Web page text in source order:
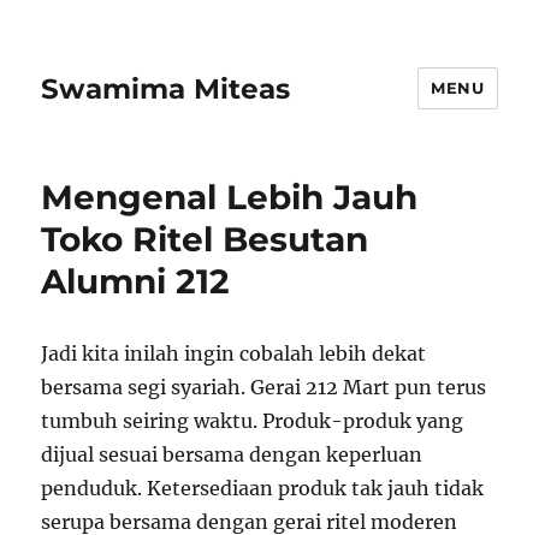
Swamima Miteas MENU
Mengenal Lebih Jauh
Toko Ritel Besutan
Alumni 212
Jadi kita inilah ingin cobalah lebih dekat
bersama segi syariah. Gerai 212 Mart pun terus
tumbuh seiring waktu. Produk-produk yang
dijual sesuai bersama dengan keperluan
penduduk. Ketersediaan produk tak jauh tidak
serupa bersama dengan gerai ritel moderen